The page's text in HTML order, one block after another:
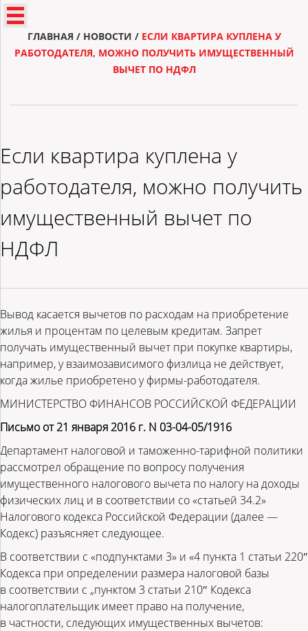
ГЛАВНАЯ / НОВОСТИ / ЕСЛИ КВАРТИРА КУПЛЕНА У
РАБОТОДАТЕЛЯ, МОЖНО ПОЛУЧИТЬ ИМУЩЕСТВЕННЫЙ
ВЫЧЕТ ПО НДФЛ
Если квартира куплена у
работодателя, можно получить
имущественный вычет по
НДФЛ
Вывод касается вычетов по расходам на приобретение
жилья и процентам по целевым кредитам. Запрет
получать имущественный вычет при покупке квартиры,
например, у взаимозависимого физлица не действует,
когда жилье приобретено у фирмы-работодателя.
МИНИСТЕРСТВО ФИНАНСОВ РОССИЙСКОЙ ФЕДЕРАЦИИ
Письмо от 21 января 2016 г. N 03-04-05/1916
Департамент налоговой и таможенно-тарифной политики
рассмотрел обращение по вопросу получения
имущественного налогового вычета по налогу на доходы
физических лиц и в соответствии со «статьей 34.2»
Налогового кодекса Российской Федерации (далее —
Кодекс) разъясняет следующее.
В соответствии с «подпунктами 3» и «4 пункта 1 статьи 220″
Кодекса при определении размера налоговой базы
в соответствии с „пунктом 3 статьи 210″ Кодекса
налогоплательщик имеет право на получение,
в частности, следующих имущественных вычетов: